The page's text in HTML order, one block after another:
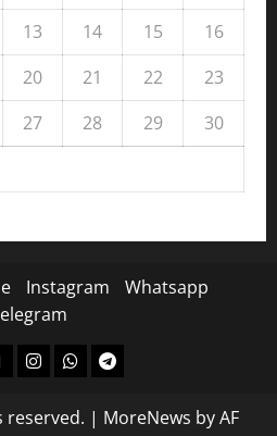
13 14 15
16
20 21 22
23
27 28 29
30
Instagram
Whatsapp
reserved. | MoreNews by AF